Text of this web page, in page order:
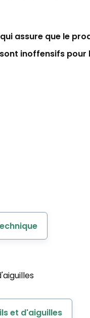
assure que le
inoffensifs pour
et d'aiguilles